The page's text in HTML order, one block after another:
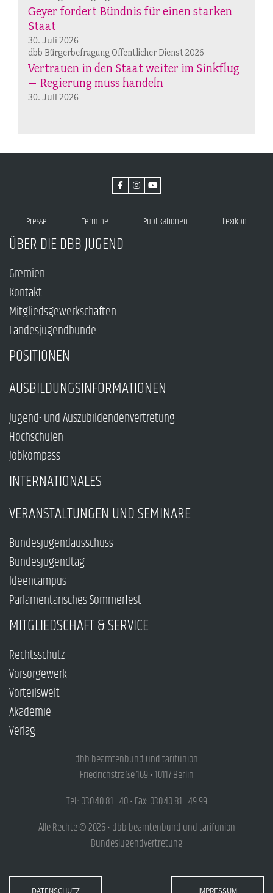
Geyer fordert Bündnis für einen starken
Staat
30. Juli 2026
dbb Bürgerbefragung Öffentlicher Dienst 2026
Vertrauen in den Staat weiter im Sinkflug
– Regierung muss handeln
30. Juli 2026
Presse Termine Publikationen Lexikon
ÜBER DIE DBB JUGEND
Gremien
Kontakt
Mitgliedsgewerkschaften
Landesjugendbünde
POSITIONEN
AUSBILDUNGSINFORMATIONEN
Jugend- und Auszubildendenvertretung
Hochschulen
Jobkompass
INTERNATIONALES
VERANSTALTUNGEN UND SEMINARE
Bundesjugendausschuss
Bundesjugendtag
Ideencampus
Parlamentarisches Sommerfest
MITGLIEDSCHAFT & SERVICE
Rechtsschutz
Vorsorgewerk
Vorteilswelt
Akademie
Verlag
dbb beamtenbund und tarifunion
Friedrichstraße 169 • 10117 Berlin
Tel.: 030.40 81 - 40 • Fax: 030.40 81 - 49 99
Alle Rechte © 2026 • dbb beamtenbund und tarifunion
Bundesjugendvertretung
DATENSCHUTZ IMPRESSUM